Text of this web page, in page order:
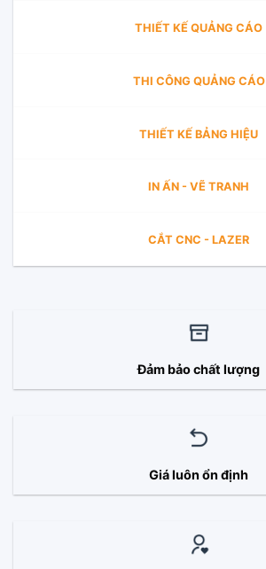
THIẾT KẾ QUẢNG CÁO
THI CÔNG QUẢNG CÁO
THIẾT KẾ BẢNG HIỆU
IN ẤN - VẼ TRANH
CẮT CNC - LAZER
Đảm bảo chất lượng
Giá luôn ổn định